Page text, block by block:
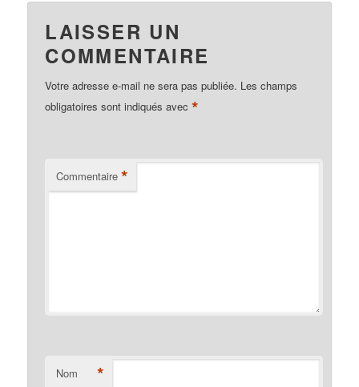
LAISSER UN
COMMENTAIRE
Votre adresse e-mail ne sera pas publiée. Les champs
obligatoires sont indiqués avec*
Commentaire *
Nom *